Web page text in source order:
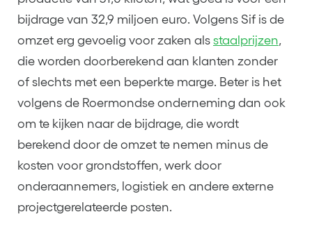
bijdrage van 32,9 miljoen euro. Volgens Sif is de
omzet erg gevoelig voor zaken als staalprijzen,
die worden doorberekend aan klanten zonder
of slechts met een beperkte marge. Beter is het
volgens de Roermondse onderneming dan ook
om te kijken naar de bijdrage, die wordt
berekend door de omzet te nemen minus de
kosten voor grondstoffen, werk door
onderaannemers, logistiek en andere externe
projectgerelateerde posten.